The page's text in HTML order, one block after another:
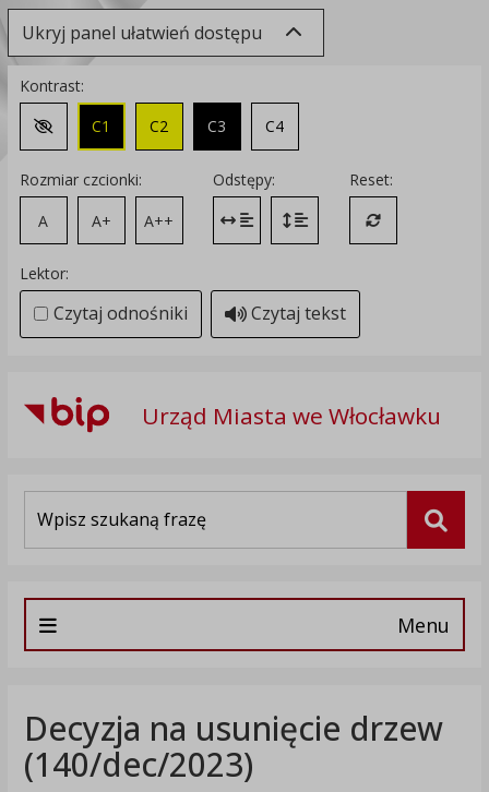
Ukryj panel ułatwień dostępu
Kontrast:
Zmień kontrast na domyślny
C1 C2 C3 C4
Rozmiar czcionki:
A
A+ A++
Odstępy:
Zmień odstęp między literami
Zmień interlinię i margines
Reset:
Przywróć
Lektor:
Czytaj odnośniki Czytaj tekst
Urząd Miasta we Włocławku
Menu
Decyzja na usunięcie drzew
(140/dec/2023)